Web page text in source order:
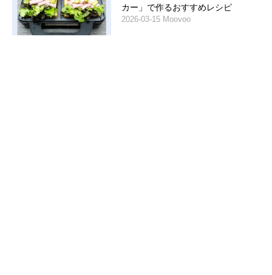
カー」で作るおすすめレシピ
2026-03-15 Moovoo